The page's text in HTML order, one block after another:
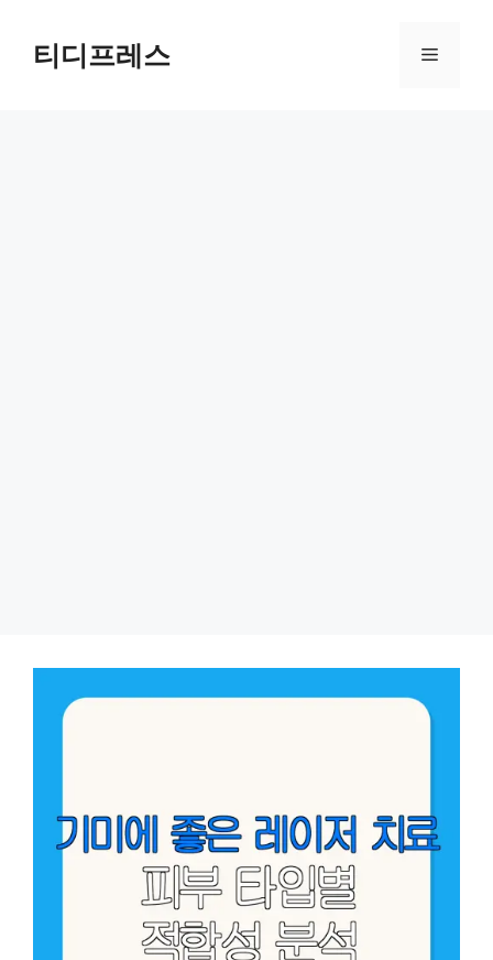
티디프레스 메